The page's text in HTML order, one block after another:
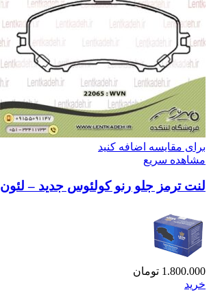
برای مقایسه اضافه کنید
مشاهده سریع
لنت ترمز جلو رنو کولئوس جدید – لئون Leon
1.800.000 تومان
خرید